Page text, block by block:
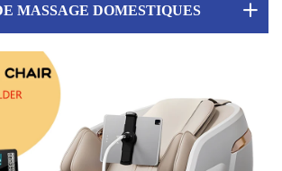
MASSAGE DOMESTIQUES